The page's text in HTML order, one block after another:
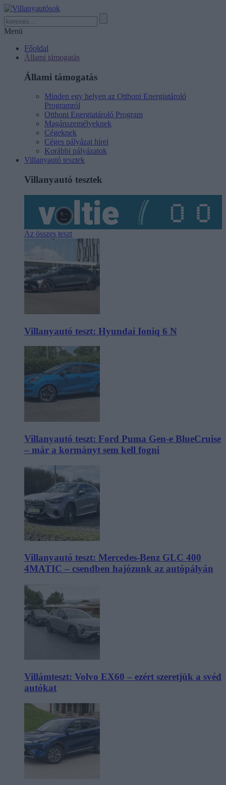
Menü
Főoldal
Állami támogatás
Állami támogatás
Minden egy helyen az Otthoni Energiatároló
Programról
Otthoni Energiatároló Program
Magánszemélyeknek
Cégeknek
Céges pályázat hírei
Korábbi pályázatok
Villanyautó tesztek
Villanyautó tesztek
Az összes teszt
Villanyautó teszt: Hyundai Ioniq 6 N
Villanyautó teszt: Ford Puma Gen-e BlueCruise
– már a kormányt sem kell fogni
Villanyautó teszt: Mercedes-Benz GLC 400
4MATIC – csendben hajózunk az autópályán
Villámteszt: Volvo EX60 – ezért szeretjük a svéd
autókat